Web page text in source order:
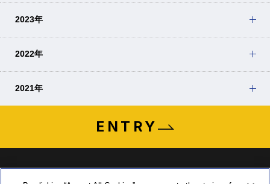
2023年
2022年
2021年
ENTRY